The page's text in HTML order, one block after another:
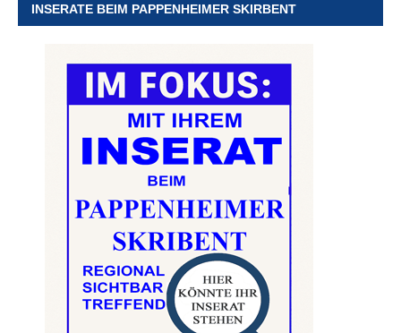
INSERATE BEIM PAPPENHEIMER SKIRBENT